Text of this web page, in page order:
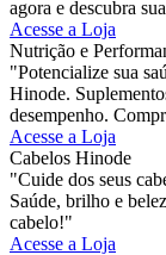
agora e descubra
Acesse a Loja
Nutrição e
"Potencialize sua
Hinode.
desempenho.
Acesse a Loja
Cabelos Hinode
"Cuide dos seus
Saúde, brilho e
cabelo!"
Acesse a Loja